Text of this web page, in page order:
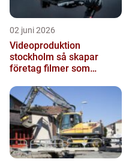
02 juni 2026
Videoproduktion
stockholm så skapar
företag filmer som